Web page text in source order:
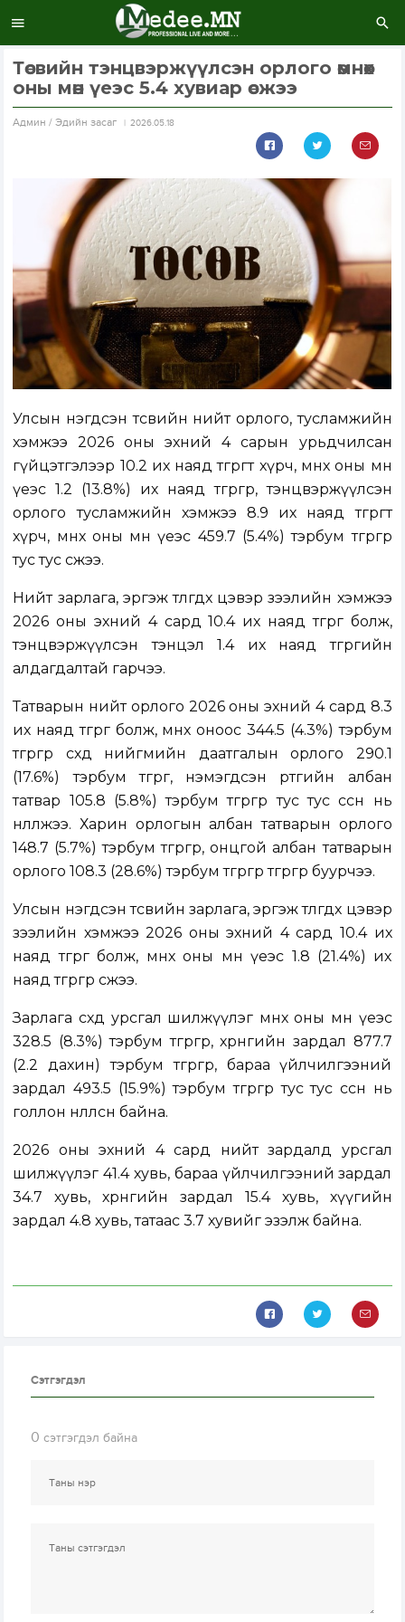
Төсвийн тэнцвэржүүлсэн орлого өмнөх
оны мөн үеэс 5.4 хувиар өсжээ
Aдмин / Эдийн засаг 2026.05.18
Улсын нэгдсэн төсвийн нийт орлого, тусламжийн
хэмжээ 2026 оны эхний 4 сарын урьдчилсан
гүйцэтгэлээр 10.2 их наяд төгрөгт хүрч, өмнөх оны мөн
үеэс 1.2 (13.8%) их наяд төгрөгөөр, тэнцвэржүүлсэн
орлого тусламжийн хэмжээ 8.9 их наяд төгрөгт
хүрч, өмнөх оны мөн үеэс 459.7 (5.4%) тэрбум төгрөгөөр
тус тус өсжээ.
Нийт зарлага, эргэж төлөгдөх цэвэр зээлийн хэмжээ
2026 оны эхний 4 сард 10.4 их наяд төгрөг болж,
тэнцвэржүүлсэн тэнцэл 1.4 их наяд төгрөгийн
алдагдалтай гарчээ.
Татварын нийт орлого 2026 оны эхний 4 сард 8.3
их наяд төгрөг болж, өмнөх оноос 344.5 (4.3%) тэрбум
төгрөгөөр өсөхөд нийгмийн даатгалын орлого 290.1
(17.6%) тэрбум төгрөг, нэмэгдсэн өртгийн албан
татвар 105.8 (5.8%) тэрбум төгрөгөөр тус тус өссөн нь
нөлөөлжээ. Харин орлогын албан татварын орлого
148.7 (5.7%) тэрбум төгрөгөөр, онцгой албан татварын
орлого 108.3 (28.6%) тэрбум төгрөгөөр төгрөгөөр буурчээ.
Улсын нэгдсэн төсвийн зарлага, эргэж төлөгдөх цэвэр
зээлийн хэмжээ 2026 оны эхний 4 сард 10.4 их
наяд төгрөг болж, өмнөх оны мөн үеэс 1.8 (21.4%) их
наяд төгрөгөөр өсжээ.
Зарлага өсөхөд урсгал шилжүүлэг өмнөх оны мөн үеэс
328.5 (8.3%) тэрбум төгрөгөөр, хөрөнгийн зардал 877.7
(2.2 дахин) тэрбум төгрөгөөр, бараа үйлчилгээний
зардал 493.5 (15.9%) тэрбум төгрөгөөр тус тус өссөн нь
голлон нөлөөлсөн байна.
2026 оны эхний 4 сард нийт зардалд урсгал
шилжүүлэг 41.4 хувь, бараа үйлчилгээний зардал
34.7 хувь, хөрөнгийн зардал 15.4 хувь, хүүгийн
зардал 4.8 хувь, татаас 3.7 хувийг эзэлж байна.
Сэтгэгдэл
0 сэтгэгдэл байна